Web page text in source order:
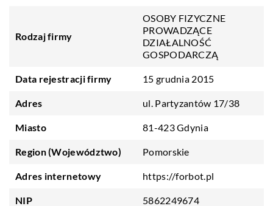
Rodzaj firmy
OSOBY FIZYCZNE
PROWADZĄCE
DZIAŁALNOŚĆ
GOSPODARCZĄ
Data rejestracji firmy 15 grudnia 2015
Adres ul. Partyzantów 17/38
Miasto 81-423 Gdynia
Region (Województwo) Pomorskie
Adres internetowy https://forbot.pl
NIP 5862249674